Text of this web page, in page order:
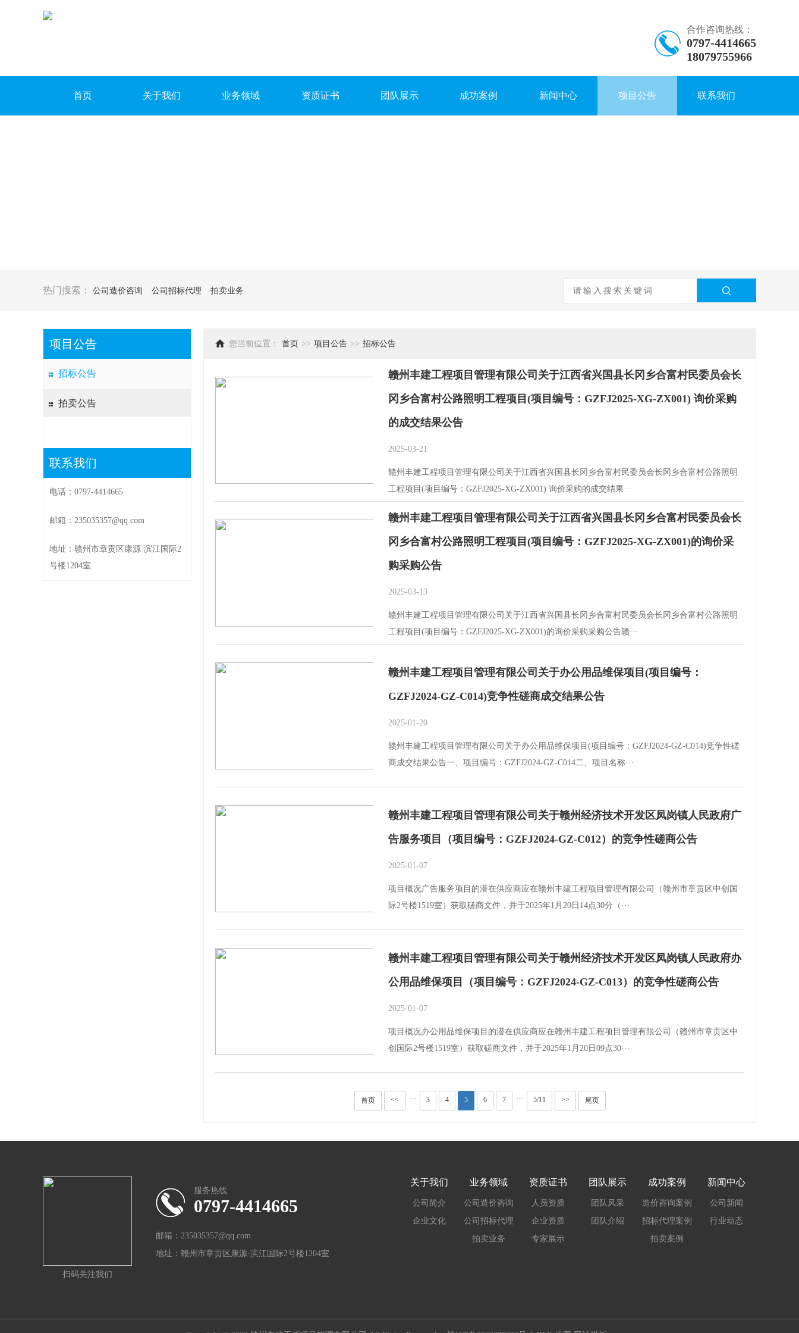
合作咨询热线：
0797-4414665
18079755966
首页 关于我们 业务领域 资质证书 团队展示 成功案例 新闻中心 项目公告 联系我们
热门搜索： 公司造价咨询 公司招标代理 拍卖业务
项目公告
招标公告
拍卖公告
联系我们
电话：0797-4414665
邮箱：235035357@qq.com
地址：赣州市章贡区康源·滨江国际2
号楼1204室
您当前位置： 首页 >> 项目公告 >> 招标公告
赣州丰建工程项目管理有限公司关于江西省兴国县长冈乡合富村民委员会长
冈乡合富村公路照明工程项目(项目编号：GZFJ2025-XG-ZX001) 询价采购
的成交结果公告
2025-03-21
赣州丰建工程项目管理有限公司关于江西省兴国县长冈乡合富村民委员会长冈乡合富村公路照明
工程项目(项目编号：GZFJ2025-XG-ZX001) 询价采购的成交结果···
赣州丰建工程项目管理有限公司关于江西省兴国县长冈乡合富村民委员会长
冈乡合富村公路照明工程项目(项目编号：GZFJ2025-XG-ZX001)的询价采
购采购公告
2025-03-13
赣州丰建工程项目管理有限公司关于江西省兴国县长冈乡合富村民委员会长冈乡合富村公路照明
工程项目(项目编号：GZFJ2025-XG-ZX001)的询价采购采购公告赣···
赣州丰建工程项目管理有限公司关于办公用品维保项目(项目编号：
GZFJ2024-GZ-C014)竞争性磋商成交结果公告
2025-01-20
赣州丰建工程项目管理有限公司关于办公用品维保项目(项目编号：GZFJ2024-GZ-C014)竞争性磋
商成交结果公告一、项目编号：GZFJ2024-GZ-C014二、项目名称···
赣州丰建工程项目管理有限公司关于赣州经济技术开发区凤岗镇人民政府广
告服务项目（项目编号：GZFJ2024-GZ-C012）的竞争性磋商公告
2025-01-07
项目概况广告服务项目的潜在供应商应在赣州丰建工程项目管理有限公司（赣州市章贡区中创国
际2号楼1519室）获取磋商文件，并于2025年1月20日14点30分（···
赣州丰建工程项目管理有限公司关于赣州经济技术开发区凤岗镇人民政府办
公用品维保项目（项目编号：GZFJ2024-GZ-C013）的竞争性磋商公告
2025-01-07
项目概况办公用品维保项目的潜在供应商应在赣州丰建工程项目管理有限公司（赣州市章贡区中
创国际2号楼1519室）获取磋商文件，并于2025年1月20日09点30···
首页 << ··· 3 4 5 6 7 ··· 5/11 >> 尾页
扫码关注我们
服务热线
0797-4414665
邮箱：235035357@qq.com
地址：赣州市章贡区康源·滨江国际2号楼1204室
关于我们
公司简介
企业文化
业务领域
公司造价咨询
公司招标代理
拍卖业务
资质证书
人员资质
企业资质
专家展示
团队展示
团队风采
团队介绍
成功案例
造价咨询案例
招标代理案例
拍卖案例
新闻中心
公司新闻
行业动态